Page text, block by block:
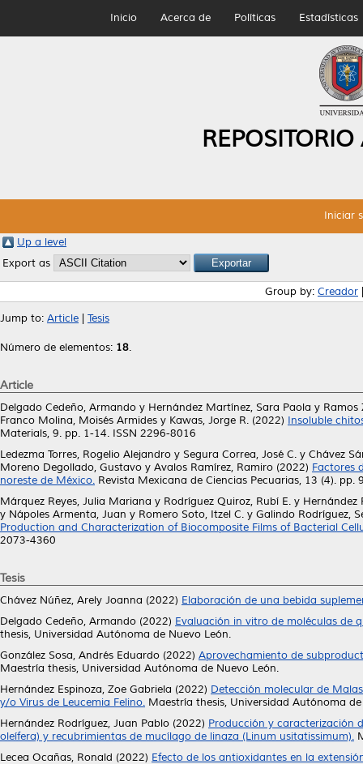
Inicio Acerca de Políticas Estadísticas
Iniciar
Up a level
Export as
Group by: Creador
Jump to: Article Tesis
Número de elementos: 18.
Article
Delgado Cedeño, Armando y Hernández Martínez, Sara Paola y Ramos
Franco Molina, Moisés Armides y Kawas, Jorge R. (2022) Insoluble
Materials, 9. pp. 1-14. ISSN 2296-8016
Ledezma Torres, Rogelio Alejandro y Segura Correa, José C. y Chávez
Moreno Degollado, Gustavo y Avalos Ramírez, Ramiro (2022) Factores
noreste de México. Revista Mexicana de Ciencias Pecuarias, 13 (4).
Márquez Reyes, Julia Mariana y Rodríguez Quiroz, Rubí E. y Hernández
y Nápoles Armenta, Juan y Romero Soto, Itzel C. y Galindo Rodríguez,
Production and Characterization of Biocomposite Films of Bacterial
2073-4360
Tesis
Chávez Núñez, Arely Joanna (2022) Elaboración de una bebida
Delgado Cedeño, Armando (2022) Evaluación in vitro de moléculas de
thesis, Universidad Autónoma de Nuevo León.
González Sosa, Andrés Eduardo (2022) Aprovechamiento de
Maestría thesis, Universidad Autónoma de Nuevo León.
Hernández Espinoza, Zoe Gabriela (2022) Detección molecular de
y/o Virus de Leucemia Felino. Maestría thesis, Universidad Autónoma
Hernández Rodríguez, Juan Pablo (2022) Producción y caracterización
oleífera) y recubrimientas de mucílago de linaza (Linum usitatissimum).
Lecea Ocañas, Ronald (2022) Efecto de los antioxidantes en la